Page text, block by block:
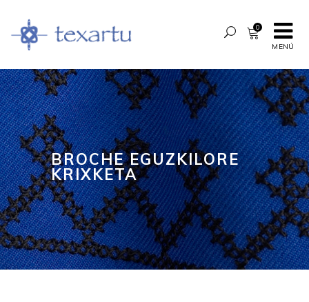
MENÚ
0
BROCHE EGUZKILORE
KRIXKETA